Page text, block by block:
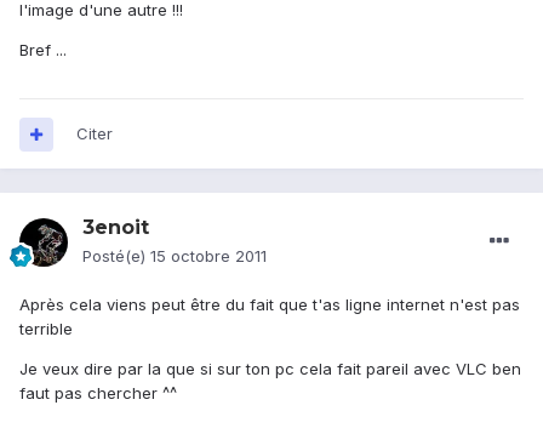
l'image d'une autre !!!
Bref ...
Citer
3enoit
Posté(e) 15 octobre 2011
Après cela viens peut être du fait que t'as ligne internet n'est pas
terrible
Je veux dire par la que si sur ton pc cela fait pareil avec VLC ben
faut pas chercher ^^